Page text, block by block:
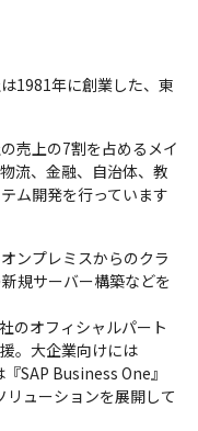
商簿記3級：5,000
1981年に創業した、東
売上の7割を占めるメイ
流、金融、自治体、教
ム開発を行っています
ンプレミスからのクラ
規サーバー構築などを
のオフィシャルパート
。大企業向けには
SAP Business One』
ューションを展開して